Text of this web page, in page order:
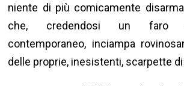
niente di più comicamente
che, credendosi un faro
contemporaneo, inciampa
delle proprie, inesistenti, scarpette